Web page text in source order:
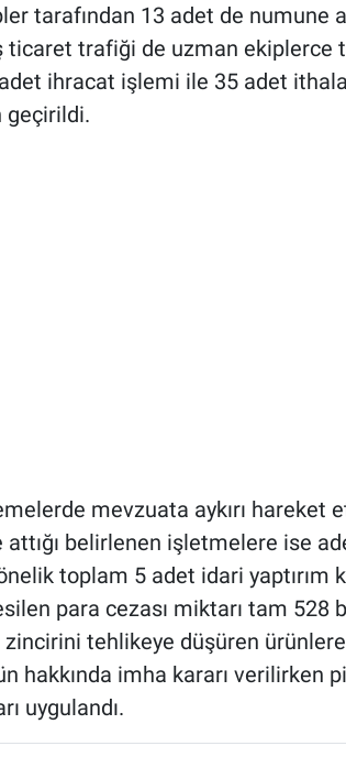
tarafından 13 adet de numune
ticaret trafiği de uzman
ihracat işlemi ile 35 adet
geçirildi.
mevzuata aykırı hareket
attığı belirlenen işletmelere ise
toplam 5 adet idari yaptırım
para cezası miktarı tam 528
zincirini tehlikeye düşüren
hakkında imha kararı verilirken
uygulandı.